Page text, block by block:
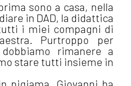
sono a casa, nella
in DAD, la didattica
i miei compagni di
Purtroppo per
rimanere a
stare tutti insieme in